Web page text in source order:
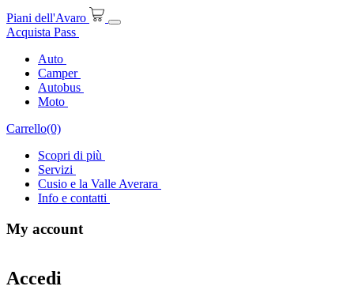
Vai
al
contenuto
Piani dell'Avaro
Acquista Pass
Auto
Camper
Autobus
Moto
Carrello(0)
Scopri di più
Servizi
Cusio e la Valle Averara
Info e contatti
My account
Accedi